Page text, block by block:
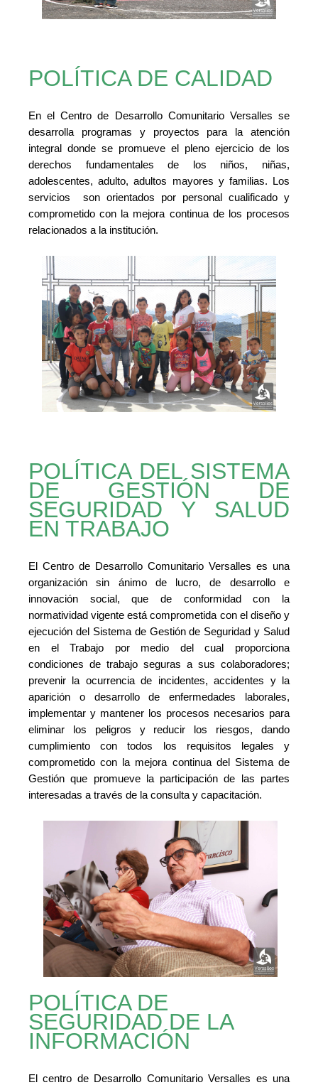
POLÍTICA DE CALIDAD
En el Centro de Desarrollo Comunitario Versalles se
desarrolla programas y proyectos para la atención
integral donde se promueve el pleno ejercicio de los
derechos fundamentales de los niños, niñas,
adolescentes, adulto, adultos mayores y familias. Los
servicios son orientados por personal cualificado y
comprometido con la mejora continua de los procesos
relacionados a la institución.
POLÍTICA DEL SISTEMA
DE GESTIÓN DE
SEGURIDAD Y SALUD
EN TRABAJO
El Centro de Desarrollo Comunitario Versalles es una
organización sin ánimo de lucro, de desarrollo e
innovación social, que de conformidad con la
normatividad vigente está comprometida con el diseño y
ejecución del Sistema de Gestión de Seguridad y Salud
en el Trabajo por medio del cual proporciona
condiciones de trabajo seguras a sus colaboradores;
prevenir la ocurrencia de incidentes, accidentes y la
aparición o desarrollo de enfermedades laborales,
implementar y mantener los procesos necesarios para
eliminar los peligros y reducir los riesgos, dando
cumplimiento con todos los requisitos legales y
comprometido con la mejora continua del Sistema de
Gestión que promueve la participación de las partes
interesadas a través de la consulta y capacitación.
POLÍTICA DE
SEGURIDAD DE LA
INFORMACIÓN
El centro de Desarrollo Comunitario Versalles es una